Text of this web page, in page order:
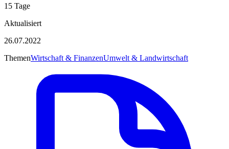
15 Tage
Aktualisiert
26.07.2022
ThemenWirtschaft & FinanzenUmwelt & Landwirtschaft